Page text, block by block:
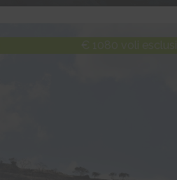
€ 1080 voli esclusi